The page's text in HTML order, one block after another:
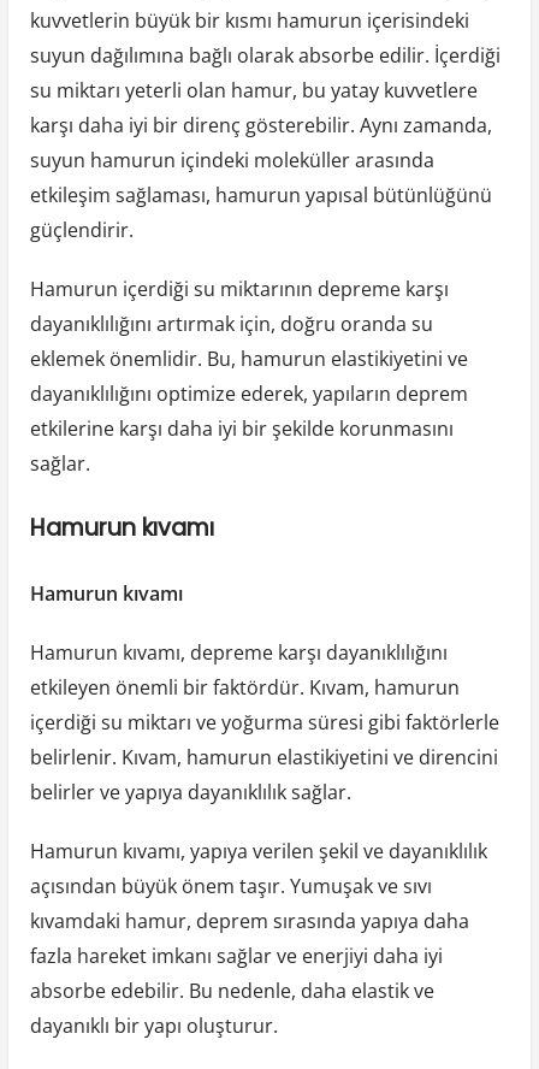
kuvvetlerin büyük bir kısmı hamurun içerisindeki
suyun dağılımına bağlı olarak absorbe edilir. İçerdiği
su miktarı yeterli olan hamur, bu yatay kuvvetlere
karşı daha iyi bir direnç gösterebilir. Aynı zamanda,
suyun hamurun içindeki moleküller arasında
etkileşim sağlaması, hamurun yapısal bütünlüğünü
güçlendirir.
Hamurun içerdiği su miktarının depreme karşı
dayanıklılığını artırmak için, doğru oranda su
eklemek önemlidir. Bu, hamurun elastikiyetini ve
dayanıklılığını optimize ederek, yapıların deprem
etkilerine karşı daha iyi bir şekilde korunmasını
sağlar.
Hamurun kıvamı
Hamurun kıvamı
Hamurun kıvamı, depreme karşı dayanıklılığını
etkileyen önemli bir faktördür. Kıvam, hamurun
içerdiği su miktarı ve yoğurma süresi gibi faktörlerle
belirlenir. Kıvam, hamurun elastikiyetini ve direncini
belirler ve yapıya dayanıklılık sağlar.
Hamurun kıvamı, yapıya verilen şekil ve dayanıklılık
açısından büyük önem taşır. Yumuşak ve sıvı
kıvamdaki hamur, deprem sırasında yapıya daha
fazla hareket imkanı sağlar ve enerjiyi daha iyi
absorbe edebilir. Bu nedenle, daha elastik ve
dayanıklı bir yapı oluşturur.